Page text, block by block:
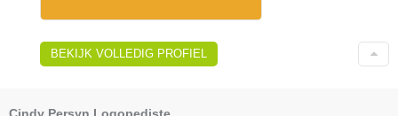
BEKIJK VOLLEDIG PROFIEL
Cindy Persyn Logopediste